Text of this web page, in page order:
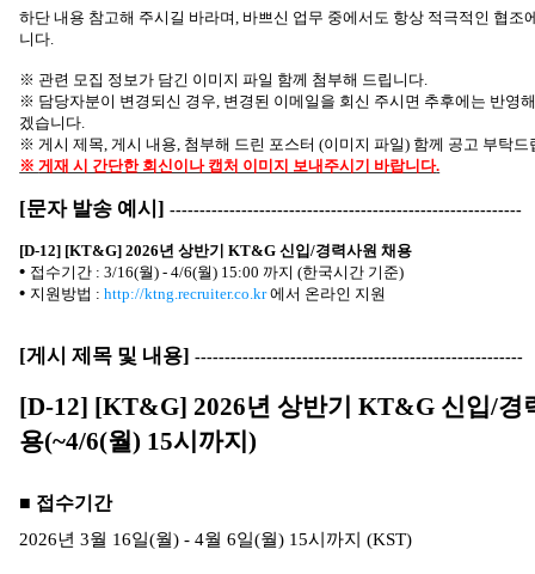
하단 내용 참고해 주시길 바라며, 바쁘신 업무 중에서도 항상 적극적인 협조
니다.
※ 관련 모집 정보가 담긴 이미지 파일 함께 첨부해 드립니다.
※ 담당자분이 변경되신 경우, 변경된 이메일을 회신 주시면 추후에는 반영
겠습니다.
※게시 제목,게시 내용, 첨부해 드린 포스터 (이미지 파일) 함께 공고 부탁드
※게재 시 간단한 회신이나 캡처 이미지 보내주시기 바랍니다.
[문자 발송 예시]-----------------------------------------------------------
[D-12] [KT&G] 2026년 상반기KT&G신입/경력사원 채용
• 접수기간 : 3/16(월) - 4/6(월) 15:00까지(한국시간 기준)
• 지원방법 :http://ktng.recruiter.co.kr 에서 온라인 지원
[게시 제목 및 내용]-------------------------------------------------------
[D-12] [KT&G] 2026년 상반기 KT&G 신입/경
용(~4/6(월) 15시까지)
■ 접수기간
2026년3월 16일(월) - 4월6일(월) 15시까지 (KST)